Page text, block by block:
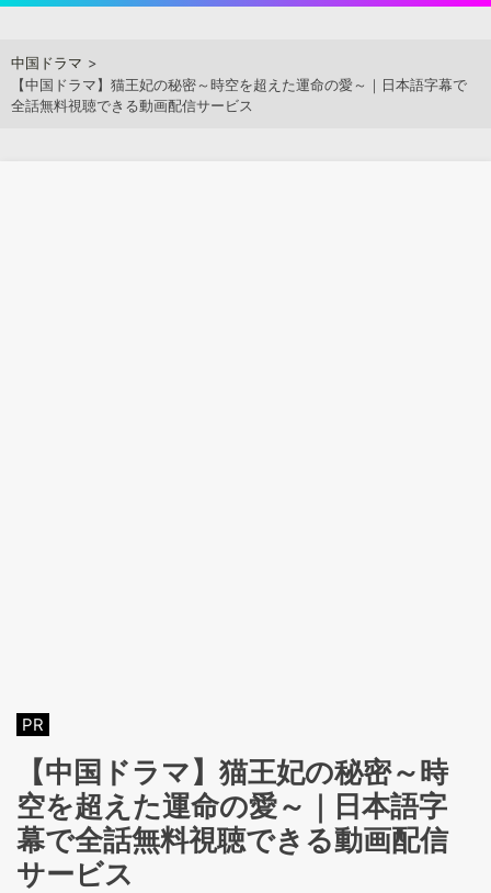
content
アジアンステージ
中国ドラマ
【中国ドラマ】猫王妃の秘密～時空を超えた運命の愛～｜日本語字幕で
全話無料視聴できる動画配信サービス
PR
【中国ドラマ】猫王妃の秘密～時
空を超えた運命の愛～｜日本語字
幕で全話無料視聴できる動画配信
サービス